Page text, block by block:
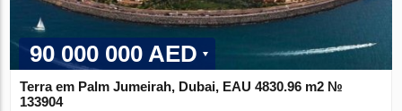
90 000 000 AED
Terra em Palm Jumeirah, Dubai, EAU 4830.96 m2 №
133904